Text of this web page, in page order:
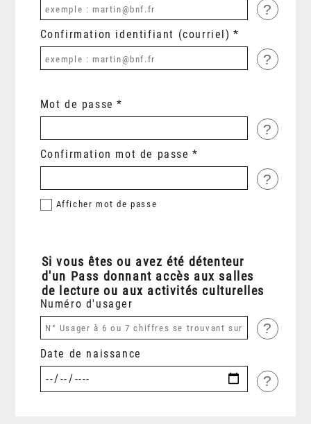
?
Confirmation identifiant (courriel)
?
Mot de passe
?
Confirmation mot de passe
?
Afficher mot de passe
Si vous êtes ou avez été détenteur
d'un Pass donnant accès aux salles
de lecture ou aux activités culturelles
Numéro d'usager
?
Date de naissance
?